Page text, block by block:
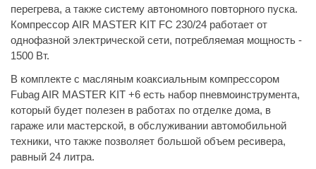
перегрева, а также систему автономного повторного пуска.
Компрессор AIR MASTER KIT FC 230/24 работает от
однофазной электрической сети, потребляемая мощность -
1500 Вт.
В комплекте с масляным коаксиальным компрессором
Fubag AIR MASTER KIT +6 есть набор пневмоинструмента,
который будет полезен в работах по отделке дома, в
гараже или мастерской, в обслуживании автомобильной
техники, что также позволяет большой объем ресивера,
равный 24 литра.